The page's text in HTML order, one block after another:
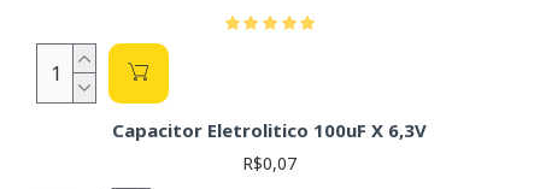
Capacitor Eletrolitico 100uF X 6,3V
R$0,07